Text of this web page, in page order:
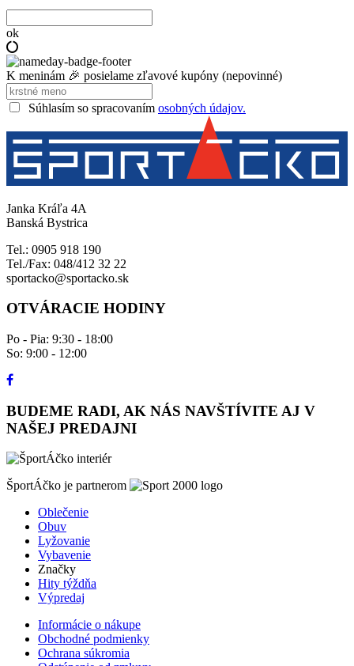
ok
K meninám 🎉 posielame zľavové kupóny (nepovinné)
Súhlasím so spracovaním osobných údajov.
Janka Kráľa 4A
Banská Bystrica
Tel.: 0905 918 190
Tel./Fax: 048/412 32 22
sportacko@sportacko.sk
OTVÁRACIE HODINY
Po - Pia: 9:30 - 18:00
So: 9:00 - 12:00
BUDEME RADI, AK NÁS NAVŠTÍVITE AJ V
NAŠEJ PREDAJNI
ŠportÁčko je partnerom
Oblečenie
Obuv
Lyžovanie
Vybavenie
Značky
Hity týždňa
Výpredaj
Informácie o nákupe
Obchodné podmienky
Ochrana súkromia